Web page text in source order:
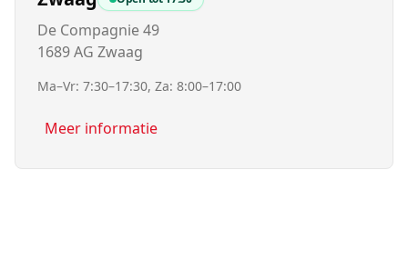
De Compagnie 49
1689 AG Zwaag
Ma–Vr: 7:30–17:30, Za: 8:00–17:00
Meer informatie